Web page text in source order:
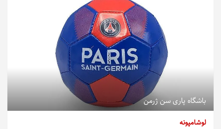
باشگاه پاری سن ژرمن
لوشامپونه